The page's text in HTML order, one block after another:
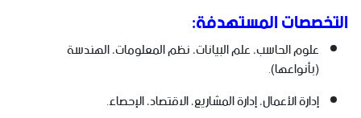
التخصصات المستهدفة:
علوم الحاسب، علم البيانات، نظم المعلومات، الهندسة
(بأنواعها).
إدارة الأعمال، إدارة المشاريع، الاقتصاد، الإحصاء.